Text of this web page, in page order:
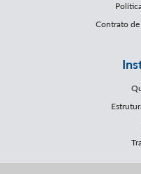
Contrato de